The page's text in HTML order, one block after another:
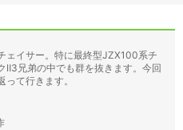
ェイサー。特に最終型JZX100系チ
Ⅱ3兄弟の中でも群を抜きます。今回
て行きます。